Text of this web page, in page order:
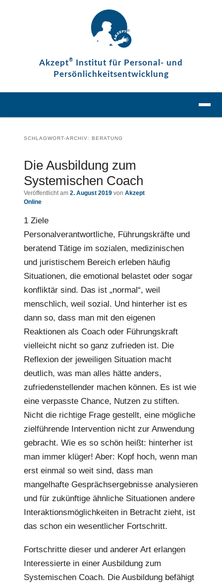
Akzept®
Institut für Personal- und
Persönlichkeitsentwicklung
Menü
SCHLAGWORT-ARCHIV: BERATUNG
Die Ausbildung zum
Systemischen Coach
Veröffentlicht am 2. August 2019 von Akzept
Online
1 Ziele
Personalverantwortliche, Führungskräfte und
beratend Tätige im sozialen, medizinischen
und juristischem Bereich erleben häufig
Situationen, die emotional belastet oder sogar
konfliktär sind. Das ist „normal“, weil
menschlich, weil sozial. Und hinterher ist es
dann so, dass man mit den eigenen
Reaktionen als Coach oder Führungskraft
vielleicht nicht so ganz zufrieden ist. Die
Reflexion der jeweiligen Situation macht
deutlich, was man alles hätte anders,
zufriedenstellender machen können. Es ist wie
eine verpasste Chance, Nutzen zu stiften.
Nicht die richtige Frage gestellt, eine mögliche
zielführende Intervention nicht zur Anwendung
gebracht. Wie es so schön heißt: hinterher ist
man immer klüger! Aber: Kopf hoch, wenn man
erst einmal so weit sind, dass man
mangelhafte Gesprächsergebnisse analysieren
und für zukünftige ähnliche Situationen andere
Interaktionsmöglichkeiten in Betracht zieht, ist
das schon ein wesentlicher Fortschritt.
Fortschritte dieser und anderer Art erlangen
Interessierte in einer Ausbildung zum
Systemischen Coach. Die Ausbildung befähigt